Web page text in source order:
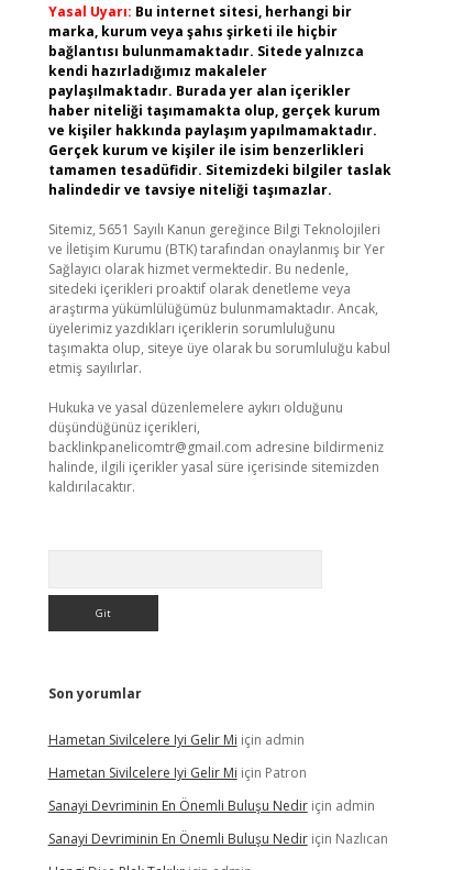
Yasal Uyarı: Bu internet sitesi, herhangi bir
marka, kurum veya şahıs şirketi ile hiçbir
bağlantısı bulunmamaktadır. Sitede yalnızca
kendi hazırladığımız makaleler
paylaşılmaktadır. Burada yer alan içerikler
haber niteliği taşımamakta olup, gerçek kurum
ve kişiler hakkında paylaşım yapılmamaktadır.
Gerçek kurum ve kişiler ile isim benzerlikleri
tamamen tesadüfidir. Sitemizdeki bilgiler taslak
halindedir ve tavsiye niteliği taşımazlar.
Sitemiz, 5651 Sayılı Kanun gereğince Bilgi Teknolojileri
ve İletişim Kurumu (BTK) tarafından onaylanmış bir Yer
Sağlayıcı olarak hizmet vermektedir. Bu nedenle,
sitedeki içerikleri proaktif olarak denetleme veya
araştırma yükümlülüğümüz bulunmamaktadır. Ancak,
üyelerimiz yazdıkları içeriklerin sorumluluğunu
taşımakta olup, siteye üye olarak bu sorumluluğu kabul
etmiş sayılırlar.
Hukuka ve yasal düzenlemelere aykırı olduğunu
düşündüğünüz içerikleri,
backlinkpanelicomtr@gmail.com adresine bildirmeniz
halinde, ilgili içerikler yasal süre içerisinde sitemizden
kaldırılacaktır.
Son yorumlar
Hametan Sivilcelere Iyi Gelir Mi için admin
Hametan Sivilcelere Iyi Gelir Mi için Patron
Sanayi Devriminin En Önemli Buluşu Nediriçin admin
Sanayi Devriminin En Önemli Buluşu Nediriçin Nazlıcan